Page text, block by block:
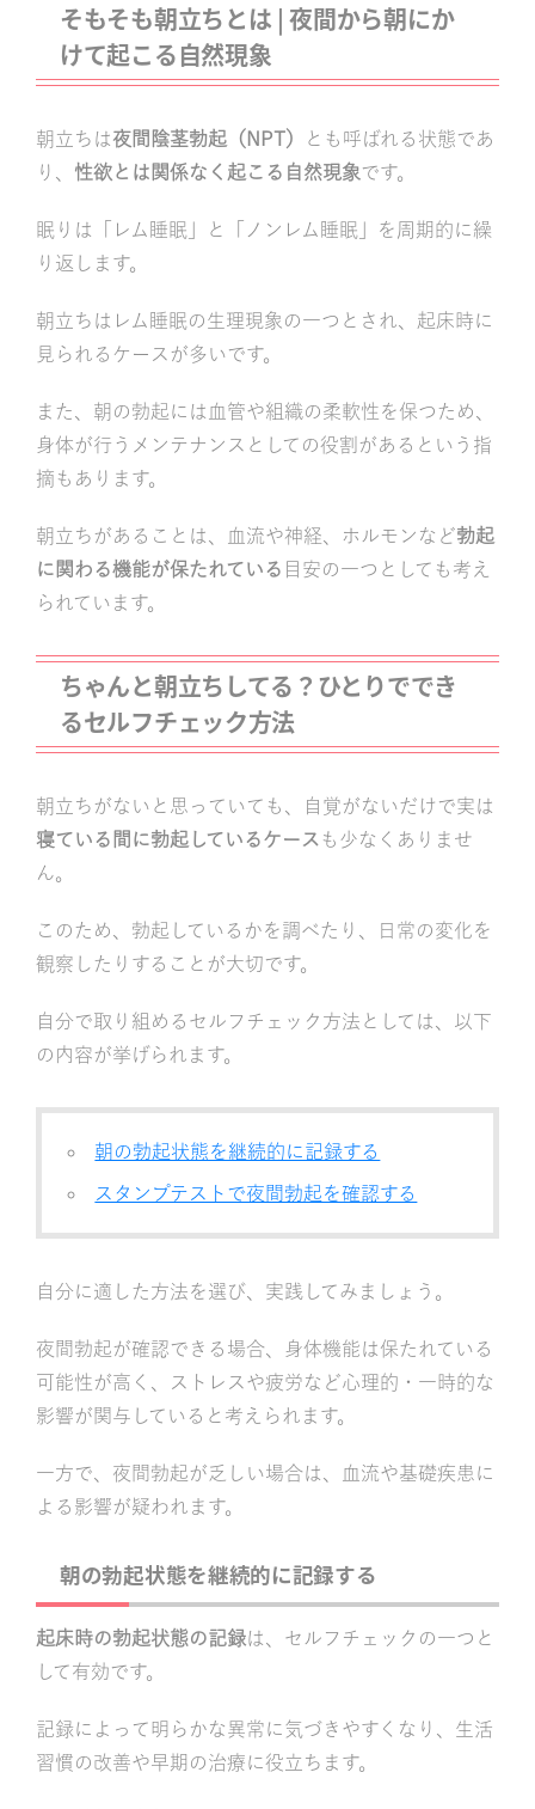
そもそも朝立ちとは | 夜間から朝にか
けて起こる自然現象
朝立ちは夜間陰茎勃起（NPT）
とも呼ばれる状態であ
り、 性欲とは関係なく起こる自然現象です。
眠りは「レム睡眠」と「ノンレム睡眠」を周期的に繰
り返します。
朝立ちはレム睡眠の生理現象の一つとされ、起床時に
見られるケースが多いです。
また、朝の勃起には血管や組織の柔軟性を保つため、
身体が行うメンテナンスとしての役割があるという指
摘もあります。
朝立ちがあることは、血流や神経、ホルモンなど勃起
に関わる機能が保たれている 目安の一つとしても考え
られています。
ちゃんと朝立ちしてる？ひとりででき
るセルフチェック方法
朝立ちがないと思っていても、自覚がないだけで実は
寝ている間に勃起しているケース も少なくありませ
ん。
このため、勃起しているかを調べたり、日常の変化を
観察したりすることが大切です。
自分で取り組めるセルフチェック方法としては、以下
の内容が挙げられます。
朝の勃起状態を継続的に記録する
スタンプテストで夜間勃起を確認する
自分に適した方法を選び、実践してみましょう。
夜間勃起が確認できる場合、身体機能は保たれている
可能性が高く、ストレスや疲労など心理的・一時的な
影響が関与していると考えられます。
一方で、夜間勃起が乏しい場合は、血流や基礎疾患に
よる影響が疑われます。
朝の勃起状態を継続的に記録する
起床時の勃起状態の記録は、セルフチェックの一つと
して有効です。
記録によって明らかな異常に気づきやすくなり、生活
習慣の改善や早期の治療に役立ちます。